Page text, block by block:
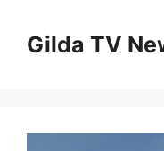
contenuto
Gilda TV